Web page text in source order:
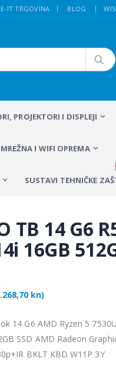
IT TRGOVINA BLOG
PROJEKTORI I DISPLEJI
MREŽNA I WIFI OPREMA
SUSTAVI TEHNIČKE
TB 14 G6
16GB
kn)
14 G6 AMD Ryzen 5
SSD AMD Radeon
BKLT KBD W11P 3Y